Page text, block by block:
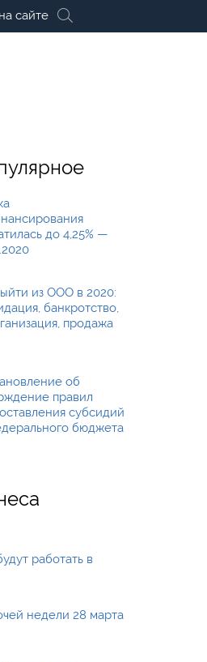
сайте
до 4,25% —
из ООО в 2020:
банкротство,
продажа
об
правил
субсидий
бюджета
работать в
недели 28 марта